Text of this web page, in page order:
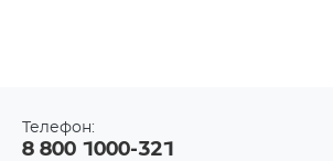
Телефон:
8 800 1000-321